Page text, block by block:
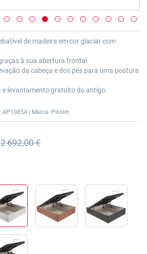
de madeira em cor glaciar com
à sua abertura frontal
da cabeça e dos pés para uma postura
e levantamento gratuito do antigo
| Marca: Pikolin
Preço anterior
Preço anterior 2 692,00 €
2 692,00 €